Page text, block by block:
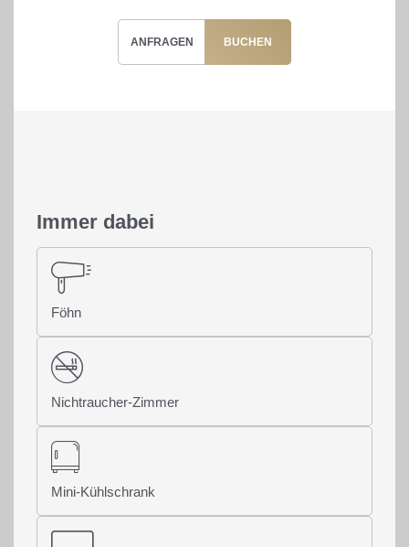
ANFRAGEN BUCHEN
Immer dabei
Föhn
Nichtraucher-Zimmer
Mini-Kühlschrank
Wellnesshotel Post